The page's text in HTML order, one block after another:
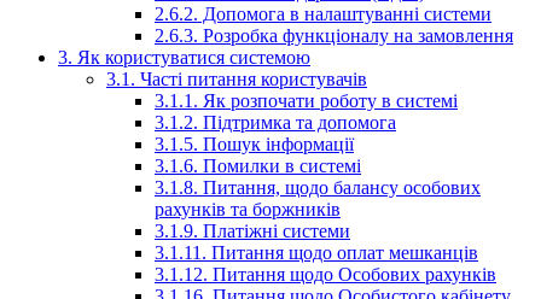
2.6.2. Допомога в налаштуванні системи
2.6.3. Розробка функціоналу на замовлення
3. Як користуватися системою
3.1. Часті питання користувачів
3.1.1. Як розпочати роботу в системі
3.1.2. Підтримка та допомога
3.1.5. Пошук інформації
3.1.6. Помилки в системі
3.1.8. Питання, щодо балансу особових
рахунків та боржників
3.1.9. Платіжні системи
3.1.11. Питання щодо оплат мешканців
3.1.12. Питання щодо Особових рахунків